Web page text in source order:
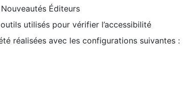
Éditeurs
utilisés pour vérifier l’accessibilité
réalisées avec les configurations suivantes :